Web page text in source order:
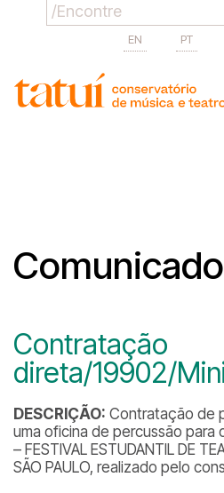
EN PT
Contratação
direta/19902/
DESCRIÇÃO: Contratação de
uma oficina de percussão para
– FESTIVAL ESTUDANTIL DE
SÃO PAULO, realizado pelo